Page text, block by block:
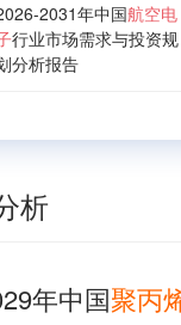
2031年中国航空电
行业市场需求与投资规
分析报告
析
年中国聚丙